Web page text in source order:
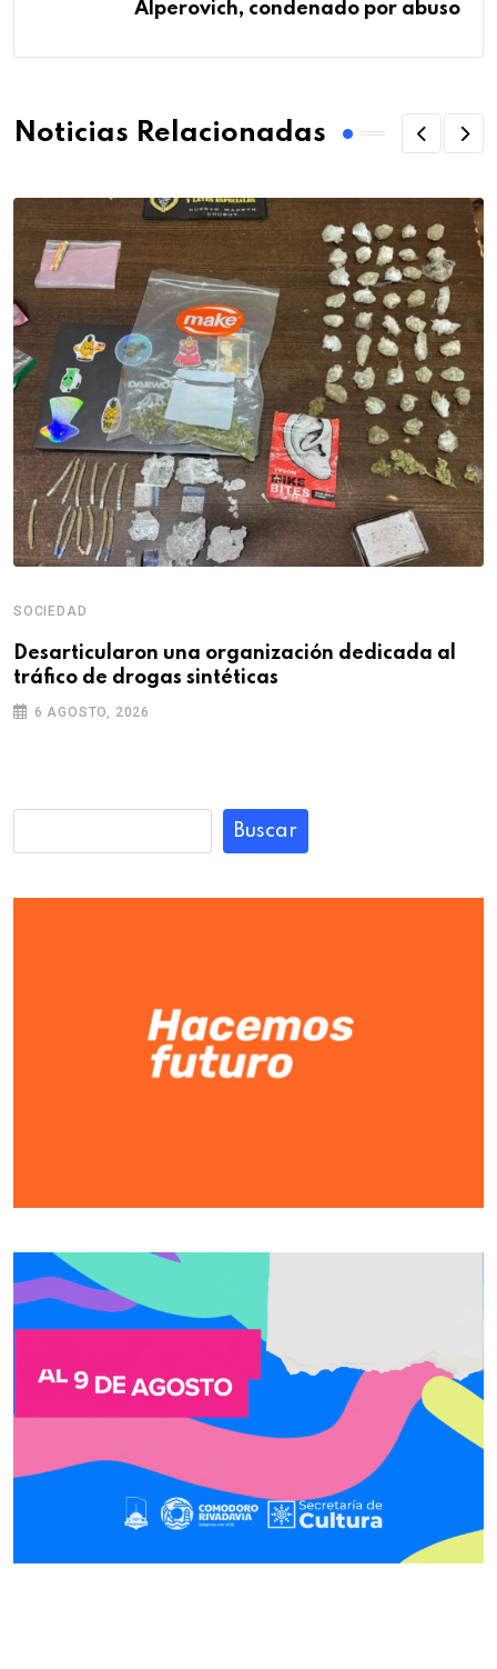
Alperovich, condenado por abuso
Noticias Relacionadas
SOCIEDAD
Desarticularon una organización dedicada al
tráfico de drogas sintéticas
6 AGOSTO, 2026
Buscar